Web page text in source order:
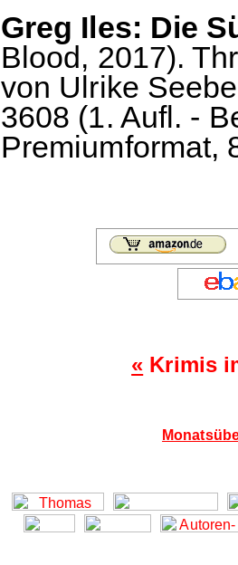
Greg Iles: Die
Blood, 2017).
von Ulrike
3608 (1. Aufl. -
Premiumformat,
« Krimis